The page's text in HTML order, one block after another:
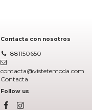
Contacta con nosotros
881150650
contacta@vistetemoda.com
Contacta
Follow us